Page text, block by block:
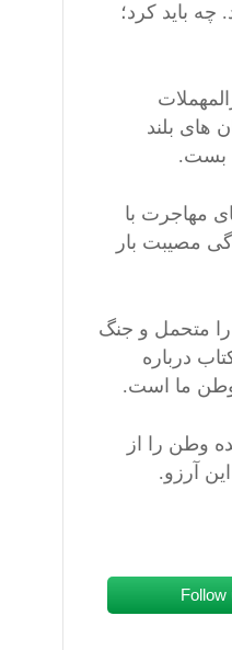
باید کرد؛
های بلند
بست.
مهاجرت با
مصیبت بار
متحمل و جنگ
درباره
ما است.
وطن را از
آرزو.
Follow